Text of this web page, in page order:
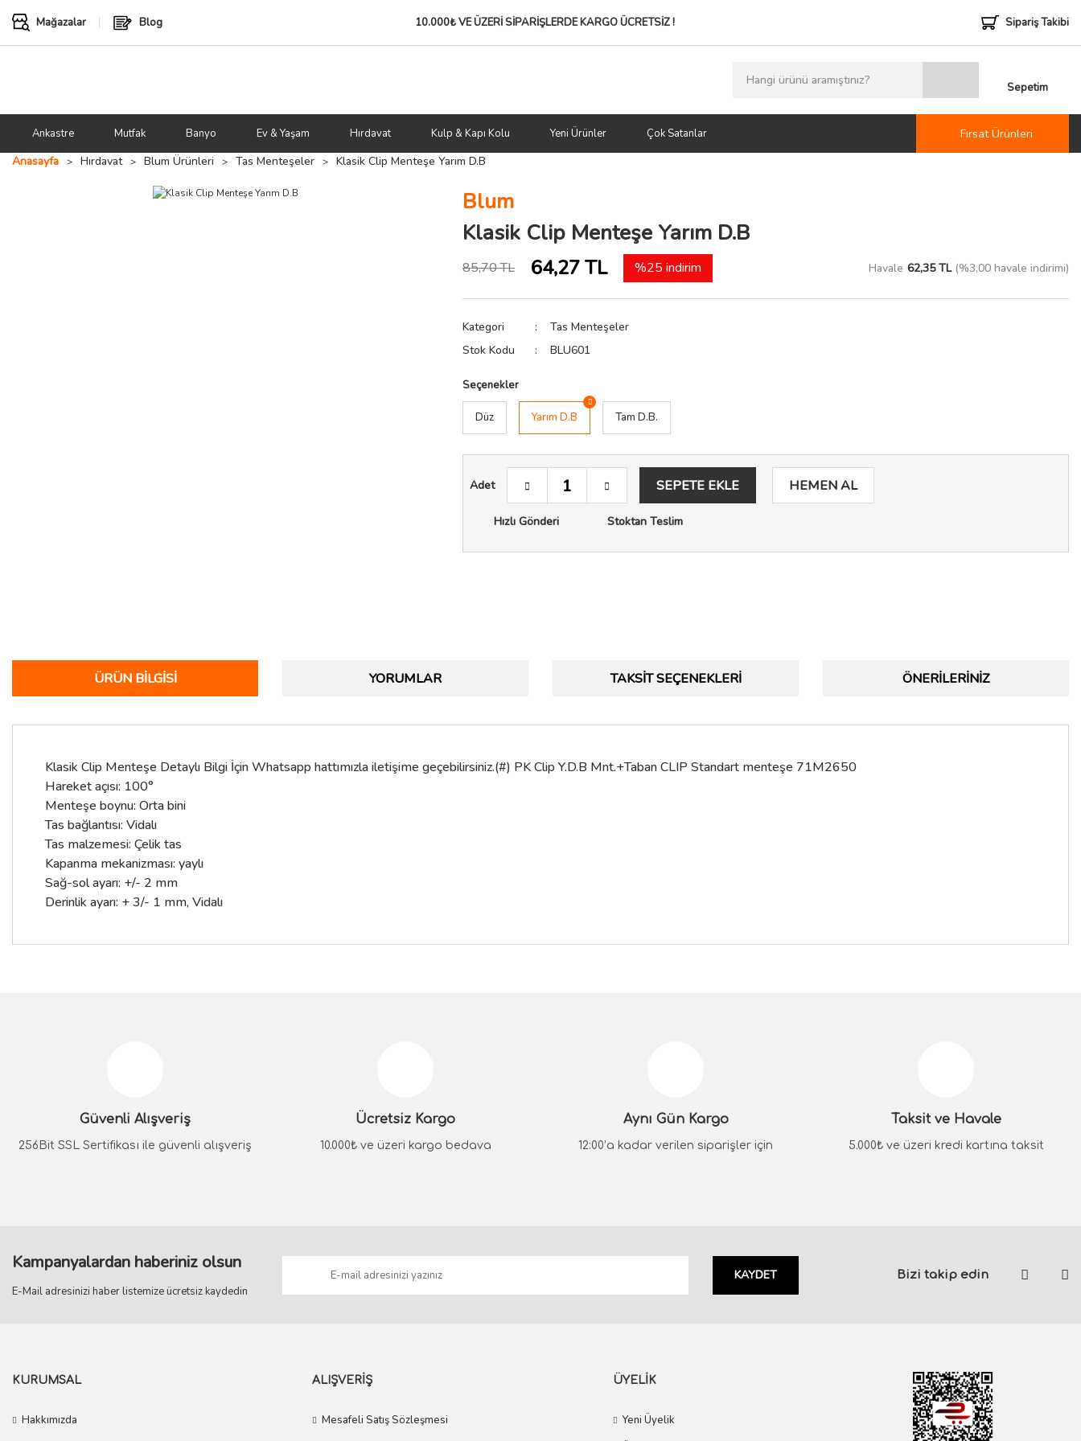
Mağazalar Blog 10.000₺ VE ÜZERİ SİPARİŞLERDEKARGO ÜCRETSİZ ! Sipariş Takibi
Sepetim
Ankastre Mutfak Banyo Ev & Yaşam Hırdavat Kulp & Kapı Kolu Yeni Ürünler Çok Satanlar
Fırsat Ürünleri
Anasayfa
Hırdavat Blum Ürünleri Tas Menteşeler Klasik Clip Menteşe Yarım D.B
Blum
Klasik Clip Menteşe Yarım D.B
85,70 TL 64,27 TL %25 indirim Havale 62,35 TL(%3,00 havale indirimi)
Kategori
Tas Menteşeler
Stok Kodu
BLU601
Seçenekler
Düz Yarım D.B Tam D.B.
Adet SEPETE EKLE HEMEN AL
Hızlı Gönderi Stoktan Teslim
ÜRÜN BILGISI YORUMLAR TAKSIT SEÇENEKLERI ÖNERILERINIZ
Klasik Clip Menteşe Detaylı Bilgi İçin Whatsapp hattımızla iletişime geçebilirsiniz.(#) PK Clip Y.D.B Mnt.+Taban CLIP Standart menteşe 71M2650
Hareket açısı: 100°
Menteşe boynu: Orta bini
Tas bağlantısı: Vidalı
Tas malzemesi: Çelik tas
Kapanma mekanizması: yaylı
Sağ-sol ayarı: +/- 2 mm
Derinlik ayarı: + 3/- 1 mm, Vidalı
Ürün bilgilerinde hatalar bulunuyor.
Ürün fiyatı diğer sitelerden daha pahalı.
Güvenli Alışveriş
256Bit SSL Sertifikası ile güvenli alışveriş
Ücretsiz Kargo
10.000₺ ve üzeri kargo bedava
Aynı Gün Kargo
12:00’a kadar verilen siparişler için
Taksit ve Havale
5.000₺ ve üzeri kredi kartına taksit
Kampanyalardan haberiniz olsun
E-Mail adresinizi haber listemize ücretsiz kaydedin
KAYDET Bizi takip edin
KURUMSAL
Hakkımızda
ALIŞVERİŞ
Mesafeli Satış Sözleşmesi
ÜYELİK
Yeni Üyelik